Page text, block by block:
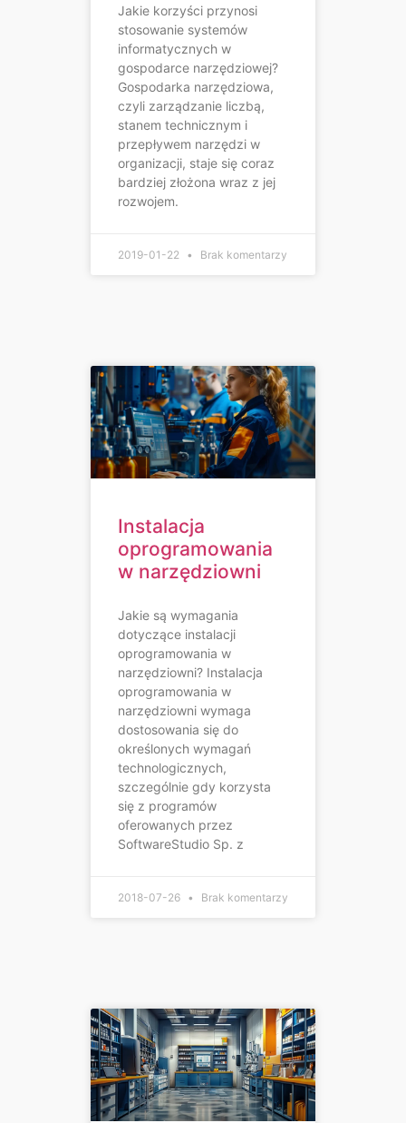
Jakie korzyści przynosi
stosowanie systemów
informatycznych w
gospodarce narzędziowej?
Gospodarka narzędziowa,
czyli zarządzanie liczbą,
stanem technicznym i
przepływem narzędzi w
organizacji, staje się coraz
bardziej złożona wraz z jej
rozwojem.
2019-01-22 Brak komentarzy
Instalacja
oprogramowania
w narzędziowni
Jakie są wymagania
dotyczące instalacji
oprogramowania w
narzędziowni? Instalacja
oprogramowania w
narzędziowni wymaga
dostosowania się do
określonych wymagań
technologicznych,
szczególnie gdy korzysta
się z programów
oferowanych przez
SoftwareStudio Sp. z
2018-07-26 Brak komentarzy